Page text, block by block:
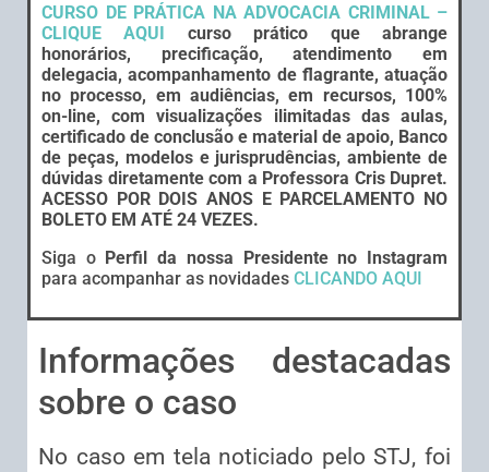
CURSO DE PRÁTICA NA ADVOCACIA CRIMINAL –
CLIQUE AQUI curso prático que abrange
honorários, precificação, atendimento em
delegacia, acompanhamento de flagrante, atuação
no processo, em audiências, em recursos, 100%
on-line, com visualizações ilimitadas das aulas,
certificado de conclusão e material de apoio, Banco
de peças, modelos e jurisprudências, ambiente de
dúvidas diretamente com a Professora Cris Dupret.
ACESSO POR DOIS ANOS E PARCELAMENTO NO
BOLETO EM ATÉ 24 VEZES.
Siga o Perfil da nossa Presidente no Instagram
para acompanhar as novidades CLICANDO AQUI
Informações destacadas
sobre o caso
No caso em tela noticiado pelo STJ, foi